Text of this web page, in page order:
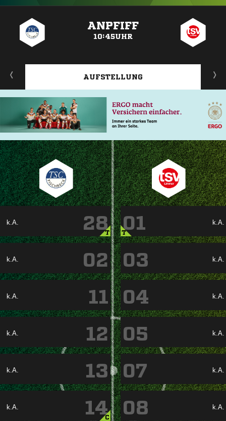
ANPFIFF
10:45UHR
AUFSTELLUNG
k.A. 28
T
k.A. 02
k.A. 11
k.A. 12
k.A. 13
k.A. 14
C
k.A.
08
k.A.
01
T
k.A.
03
k.A.
04
k.A.
05
k.A.
07